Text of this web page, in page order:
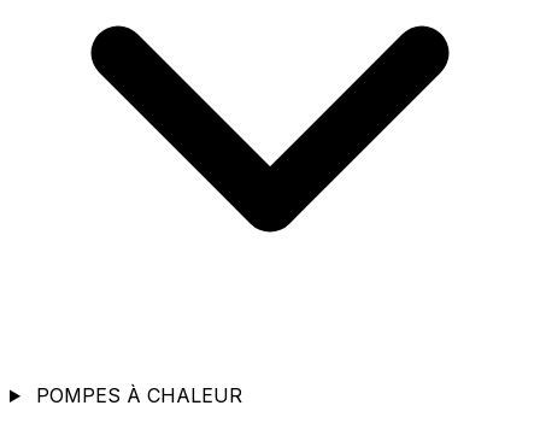
POMPES À CHALEUR